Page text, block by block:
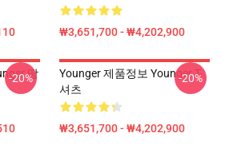
₩3,651,700 - ₩4,202,900
땀
-20%
Younger 제품정보 Younger T-
셔츠
₩3,651,700 - ₩4,202,900
-20%